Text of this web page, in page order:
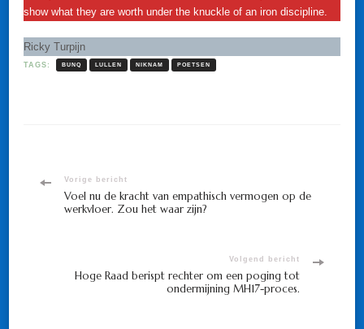
show what they are worth under the knuckle of an iron discipline.
Ricky Turpijn
TAGS: BUNQ LULLEN NIKNAM POETSEN
Bericht
navigatie
Vorige bericht
Voel nu de kracht van empathisch vermogen op de
werkvloer. Zou het waar zijn?
Volgend bericht
Hoge Raad berispt rechter om een poging tot
ondermijning MH17-proces.